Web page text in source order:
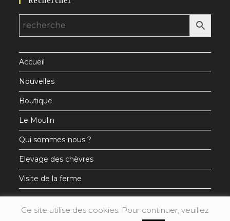
dans
un
nouvel
dans
un
nouvel
dans
un
Accueil
Nouvelles
Boutique
Le Moulin
Qui sommes-nous ?
Elevage des chèvres
Visite de la ferme
Ce site utilise des cookies. Pour continuer, veuillez